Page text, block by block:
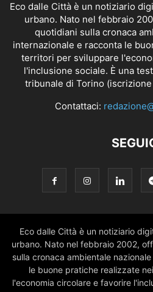
Eco dalle Città è un notiziario
urbano. Nato nel febbraio
quotidiani sulla cronaca
internazionale e racconta le
territori per sviluppare
l'inclusione sociale. È una
tribunale di Torino
Contattaci:
Eco dalle Città è un notiziario
urbano. Nato nel febbraio 2002,
sulla cronaca ambientale
le buone pratiche realizzate
l'economia circolare e favorire